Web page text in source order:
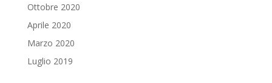
Ottobre 2020
Aprile 2020
Marzo 2020
Luglio 2019